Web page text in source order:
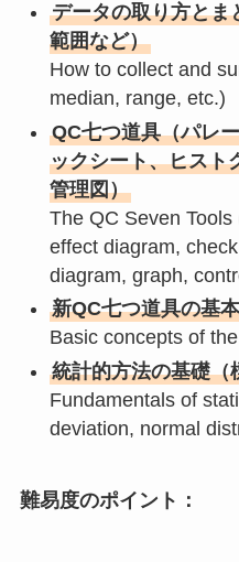
データの取り方とま
範囲など）
How to collect and
median, range, etc.)
QC七つ道具（パレ
ックシート、ヒスト
管理図）
The QC Seven
effect diagram,
diagram, graph,
新QC七つ道具の基
Basic concepts of
統計的方法の基礎（
Fundamentals of
deviation, normal
難易度のポイント：